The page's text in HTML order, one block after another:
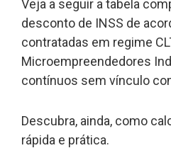
Veja a seguir a tabela
desconto de INSS de
contratadas em regime
Microempreendedores
contínuos sem vínculo
Descubra, ainda, como
rápida e prática.